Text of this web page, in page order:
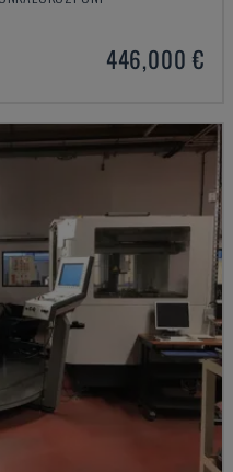
446,000 €